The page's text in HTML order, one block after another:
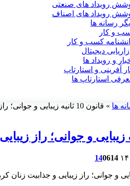
رویداد های صنعتی
رویداد های اصناف
رسانه ها
و کار
کسب و کار
دیجیتال
و رویداد ها
آفرینی و استارتاپ
استارتاپ ها
ها » قانون 10 ثانیه زیبایی و جوانی؛ راز زیبایی و جذابیت زنان کره ای برملا شد!
140614